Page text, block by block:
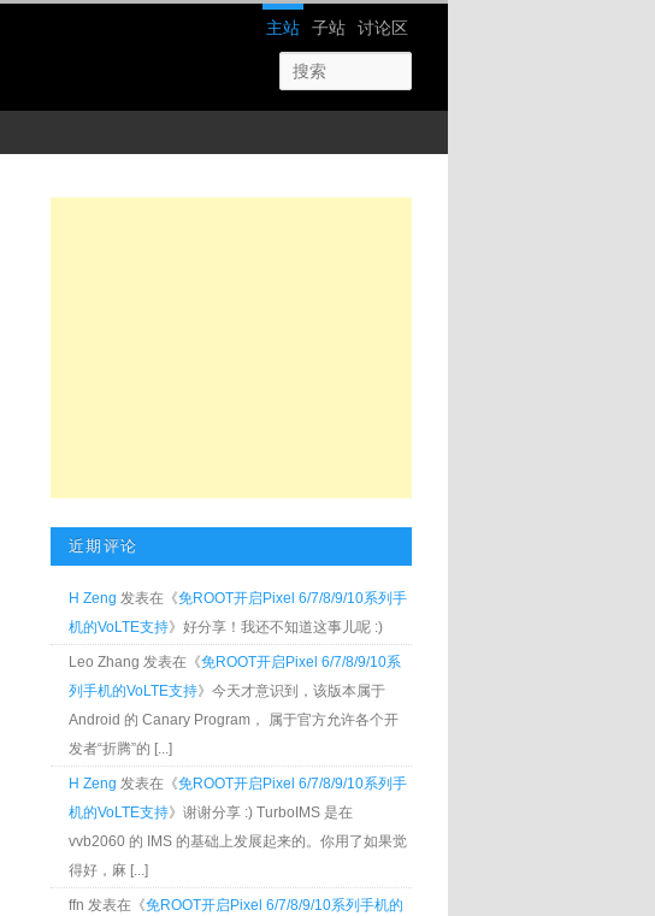
网站导航
主站 子站 讨论区
近期评论
H Zeng 发表在《免ROOT开启Pixel 6/7/8/9/10系列手
机的VoLTE支持》好分享！我还不知道这事儿呢 :)
Leo Zhang 发表在《免ROOT开启Pixel 6/7/8/9/10系
列手机的VoLTE支持》今天才意识到，该版本属于
Android 的 Canary Program， 属于官方允许各个开
发者“折腾”的 [...]
H Zeng 发表在《免ROOT开启Pixel 6/7/8/9/10系列手
机的VoLTE支持》谢谢分享 :) TurboIMS 是在
vvb2060 的 IMS 的基础上发展起来的。你用了如果觉
得好，麻 [...]
ffn 发表在《免ROOT开启Pixel 6/7/8/9/10系列手机的